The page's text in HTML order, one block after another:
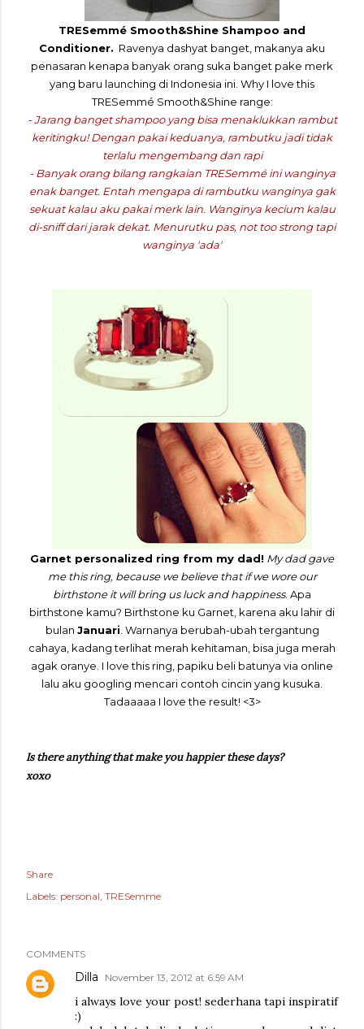
TRESemmé Smooth&Shine Shampoo and
Conditioner. Ravenya dashyat banget, makanya aku
penasaran kenapa banyak orang suka banget pake merk
yang baru launching di Indonesia ini. Why I love this
TRESemmé Smooth&Shine range:
- Jarang banget shampoo yang bisa menaklukkan rambut
keritingku! Dengan pakai keduanya, rambutku jadi tidak
terlalu mengembang dan rapi
- Banyak orang bilang rangkaian TRESemmé ini wanginya
enak banget. Entah mengapa di rambutku wanginya gak
sekuat kalau aku pakai merk lain. Wanginya kecium kalau
di-sniff dari jarak dekat. Menurutku pas, not too strong tapi
wanginya 'ada'
Garnet personalized ring from my dad! My dad gave
me this ring, because we believe that if we wore our
birthstone it will bring us luck and happiness. Apa
birthstone kamu? Birthstone ku Garnet, karena aku lahir di
bulan Januari . Warnanya berubah-ubah tergantung
cahaya, kadang terlihat merah kehitaman, bisa juga merah
agak oranye. I love this ring, papiku beli batunya via online
lalu aku googling mencari contoh cincin yang kusuka.
Tadaaaaa I love the result! <3>
Is there anything that make you happier these days?
xoxo
Share
Labels: personal TRESemme
COMMENTS
Dilla November 13, 2012 at 6:59 AM
i always love your post! sederhana tapi inspiratif
:)